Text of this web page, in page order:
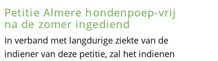
Petitie Almere hondenpoep-vrij
na de zomer ingediend
In verband met langdurige ziekte van de
indiener van deze petitie, zal het indienen